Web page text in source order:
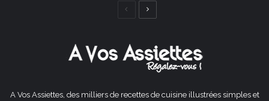
Page
A Vos Assiettes, des milliers de recettes de cuisine illustrées simples et